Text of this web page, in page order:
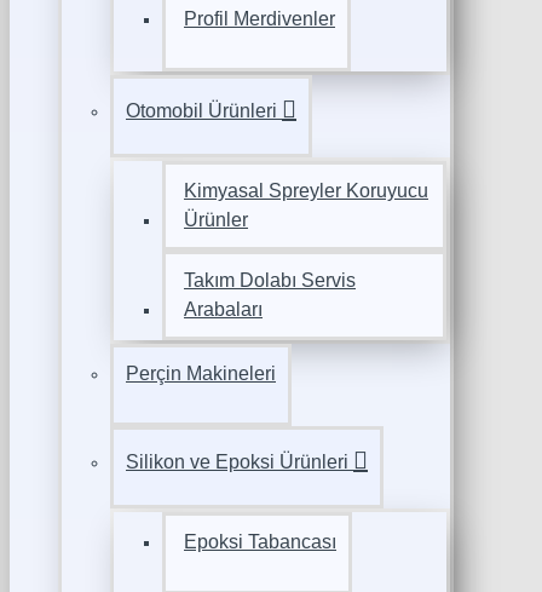
Profil Merdivenler
Otomobil Ürünleri
Kimyasal Spreyler Koruyucu
Ürünler
Takım Dolabı Servis
Arabaları
Perçin Makineleri
Silikon ve Epoksi Ürünleri
Epoksi Tabancası